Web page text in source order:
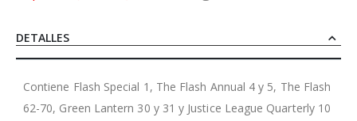
DETALLES
Contiene Flash Special 1, The Flash Annual 4 y 5, The Flash
62-70, Green Lantern 30 y 31 y Justice League Quarterly 10